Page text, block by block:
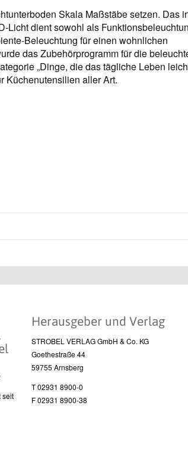
Skala Maßstäbe setzen. Das
Licht dient sowohl als
Beleuchtung für einen wohnlichen
das Zubehörprogramm für die
„Dinge, die das tägliche Leben
Küchenutensilien aller Art.
seit
Herausgeber und Verlag
STROBEL VERLAG GmbH & Co. KG
Goethestraße 44
59755 Arnsberg
T 02931 8900-0
F 02931 8900-38